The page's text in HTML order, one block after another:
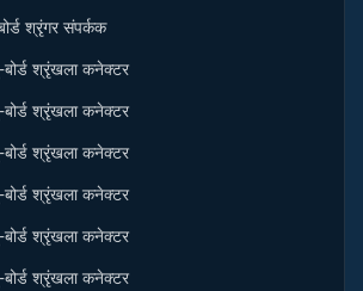
श्रृंगर संपर्कक
बोर्ड श्रृंखला कनेक्टर
बोर्ड श्रृंखला कनेक्टर
बोर्ड श्रृंखला कनेक्टर
बोर्ड श्रृंखला कनेक्टर
बोर्ड श्रृंखला कनेक्टर
बोर्ड श्रृंखला कनेक्टर